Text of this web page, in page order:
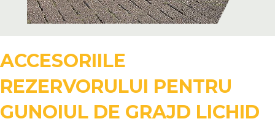
ACCESORIILE
REZERVORULUI PENTRU
GUNOIUL DE GRAJD LICHID